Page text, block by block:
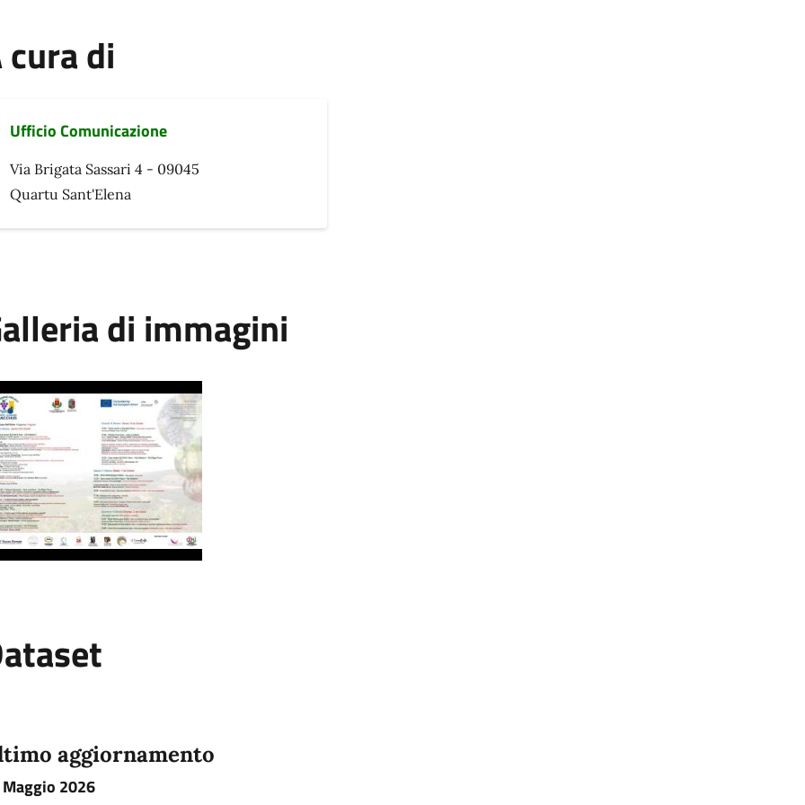
cura di
Ufficio Comunicazione
Via Brigata Sassari 4 - 09045
Quartu Sant'Elena
di immagini
aggiornamento
2026